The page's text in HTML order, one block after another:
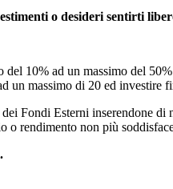
o desideri sentirti
10% ad un massimo del 50%
massimo di 20 ed investire
Fondi Esterni inserendone di
rendimento non più